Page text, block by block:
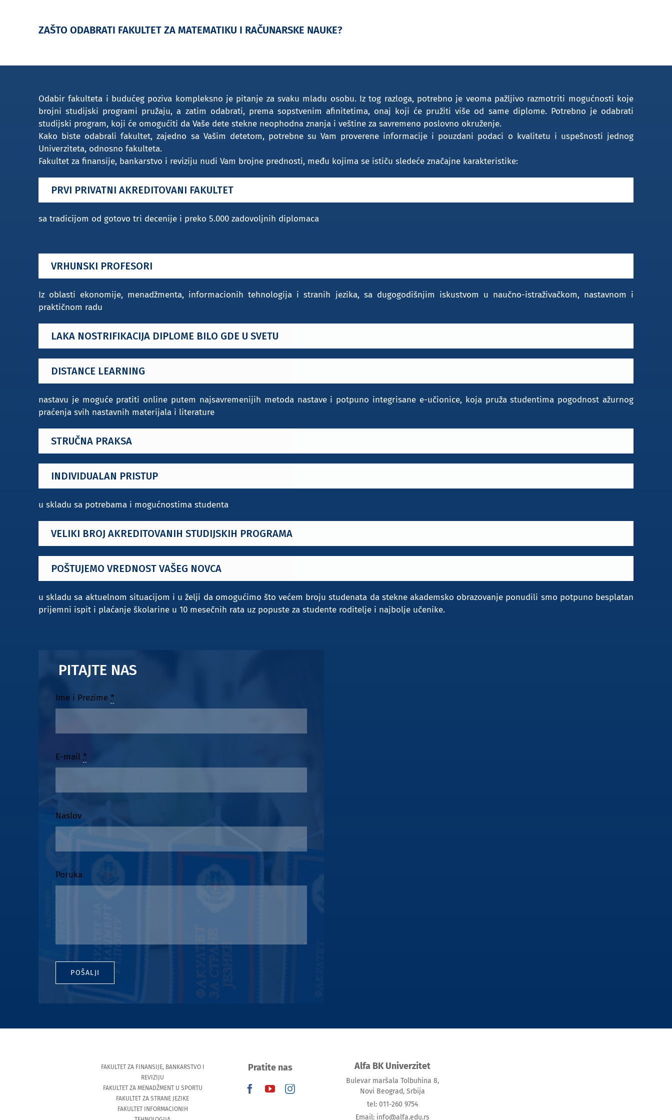
ZAŠTO ODABRATI FAKULTET ZA MATEMATIKU I RAČUNARSKE NAUKE?
Odabir fakulteta i budućeg poziva kompleksno je pitanje za svaku mladu osobu. Iz tog razloga, potrebno je veoma pažljivo razmotriti mogućnosti koje
brojni studijski programi pružaju, a zatim odabrati, prema sopstvenim afinitetima, onaj koji će pružiti više od same diplome. Potrebno je odabrati
studijski program, koji će omogućiti da Vaše dete stekne neophodna znanja i veštine za savremeno poslovno okruženje.
Kako biste odabrali fakultet, zajedno sa Vašim detetom, potrebne su Vam proverene informacije i pouzdani podaci o kvalitetu i uspešnosti jednog
Univerziteta, odnosno fakulteta.
Fakultet za finansije, bankarstvo i reviziju nudi Vam brojne prednosti, među kojima se ističu sledeće značajne karakteristike:
PRVI PRIVATNI AKREDITOVANI FAKULTET
sa tradicijom od gotovo tri decenije i preko 5.000 zadovoljnih diplomaca
VRHUNSKI PROFESORI
Iz oblasti ekonomije, menadžmenta, informacionih tehnologija i stranih jezika, sa dugogodišnjim iskustvom u naučno-istraživačkom, nastavnom i
praktičnom radu
LAKA NOSTRIFIKACIJA DIPLOME BILO GDE U SVETU
DISTANCE LEARNING
nastavu je moguće pratiti online putem najsavremenijih metoda nastave i potpuno integrisane e-učionice, koja pruža studentima pogodnost ažurnog
praćenja svih nastavnih materijala i literature
STRUČNA PRAKSA
INDIVIDUALAN PRISTUP
u skladu sa potrebama i mogućnostima studenta
VELIKI BROJ AKREDITOVANIH STUDIJSKIH PROGRAMA
POŠTUJEMO VREDNOST VAŠEG NOVCA
u skladu sa aktuelnom situacijom i u želji da omogućimo što većem broju studenata da stekne akademsko obrazovanje ponudili smo potpuno besplatan
prijemni ispit i plaćanje školarine u 10 mesečnih rata uz popuste za studente roditelje i najbolje učenike.
PITAJTE NAS
Ime i Prezime*
E-mail*
Naslov
Poruka
POŠALJI
FAKULTET ZA FINANSIJE, BANKARSTVO I
REVIZIJU
FAKULTET ZA MENADŽMENT U SPORTU
FAKULTET ZA STRANE JEZIKE
FAKULTET INFORMACIONIH
Pratite nas Alfa BK Univerzitet
Bulevar maršala Tolbuhina 8,
Novi Beograd, Srbija
tel: 011-260 9754
Email: info@alfa.edu.rs